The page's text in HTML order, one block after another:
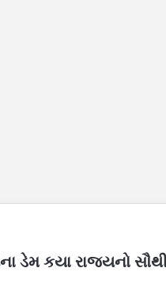
ડેમ કયા રાજ્યનો